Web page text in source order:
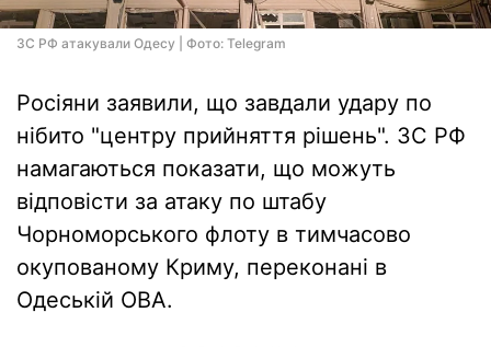
ЗС РФ атакували Одесу | Фото: Telegram
Росіяни заявили, що завдали удару по
нібито "центру прийняття рішень". ЗС РФ
намагаються показати, що можуть
відповісти за атаку по штабу
Чорноморського флоту в тимчасово
окупованому Криму, переконані в
Одеській ОВА.